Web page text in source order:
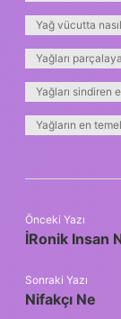
Yağ vücutta
Yağları
Yağları sindiren
Yağların en
Önceki Yazı
İRonik Insan
Sonraki Yazı
Nifakçı Ne